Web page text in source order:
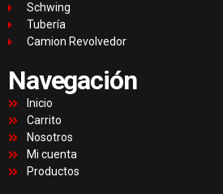
Schwing
Tubería
Camion Revolvedor
Navegación
Inicio
Carrito
Nosotros
Mi cuenta
Productos